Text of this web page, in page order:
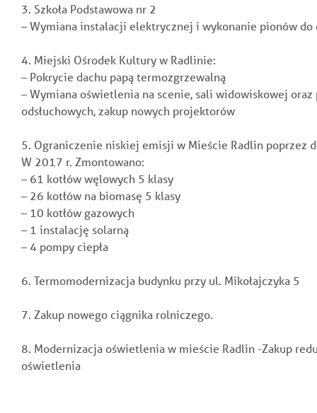
3. Szkoła Podstawowa nr 2
– Wymiana instalacji elektrycznej i wykonanie pionów
4. Miejski Ośrodek Kultury w Radlinie:
– Pokrycie dachu papą termozgrzewalną
–Wymiana oświetlenia na scenie, sali widowiskowej
odsłuchowych, zakup nowych projektorów
5. Ograniczenie niskiej emisji w Mieście Radlin poprzez
W 2017 r. Zmontowano:
– 61 kotłów węlowych 5 klasy
– 26 kotłów na biomasę 5 klasy
– 10 kotłów gazowych
– 1 instalację solarną
– 4 pompy ciepła
6. Termomodernizacja budynku przy ul. Mikołajczyka 5
7. Zakup nowego ciągnika rolniczego.
8. Modernizacja oświetlenia w mieście Radlin -Zakup
oświetlenia